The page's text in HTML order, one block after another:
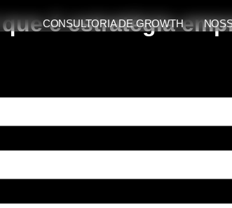
CONSULTORIA DE GROWTH
é estratégia